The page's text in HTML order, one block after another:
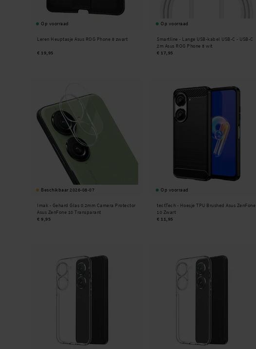
Op voorraad
Leren Heuptasje Asus ROG Phone 8 zwart
€ 19,95
Op voorraad
Smartline - Lange USB-kabel USB-C - USB-C
2m Asus ROG Phone 8 wit
€ 17,95
Beschikbaar 2026-08-07
Imak - Gehard Glas 0.2mm Camera Protector
Asus ZenFone 10 Transparant
€ 9,95
Op voorraad
tectTech - Hoesje TPU Brushed Asus ZenFone
10 Zwart
€ 11,95